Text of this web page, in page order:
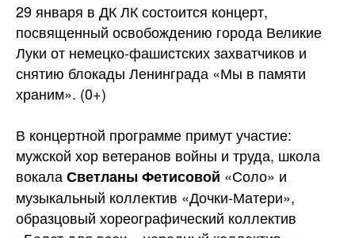
29 января в ДК ЛК состоится концерт,
посвященный освобождению города Великие
Луки от немецко-фашистских захватчиков и
снятию блокады Ленинграда «Мы в памяти
храним». (0+)
В концертной программе примут участие:
мужской хор ветеранов войны и труда, школа
вокалаСветланы Фетисовой «Соло» и
музыкальный коллектив «Дочки-Матери»,
образцовый хореографический коллектив